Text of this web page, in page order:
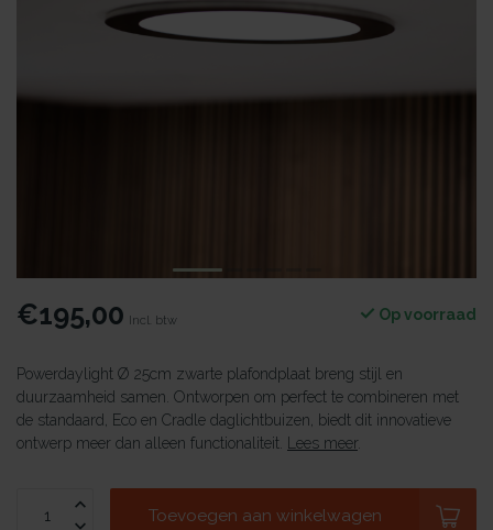
€195,00 Incl. btw Op voorraad
Powerdaylight Ø 25cm zwarte plafondplaat breng stijl en
duurzaamheid samen. Ontworpen om perfect te combineren met
de standaard, Eco en Cradle daglichtbuizen, biedt dit innovatieve
ontwerp meer dan alleen functionaliteit.
Lees meer.
Toevoegen aan winkelwagen